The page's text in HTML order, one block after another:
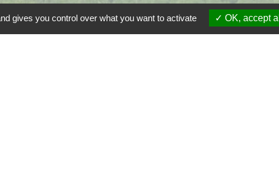
1 place de la Mairie
24430 Coursac - FRANCE
gives you control over what you want to activate OK, accept all